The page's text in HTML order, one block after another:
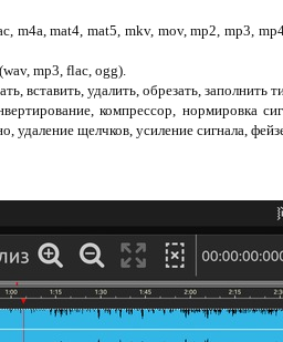
m4a, mat4, mat5, mkv, mov, mp2, mp3,
mp3, flac, ogg).
вставить, удалить, обрезать, заполнить
компрессор, нормировка
удаление щелчков, усиление сигнала,